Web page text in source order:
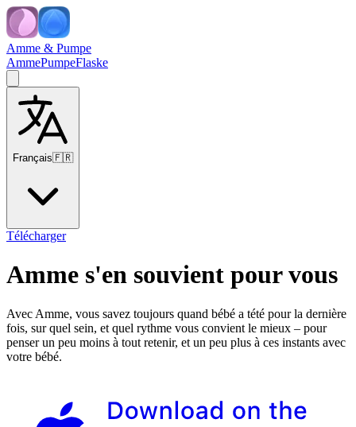
Amme & Pumpe
AmmePumpeFlaske
Français🇫🇷
Télécharger
Amme s'en souvient pour vous
Avec Amme, vous savez toujours quand bébé a tété pour la dernière
fois, sur quel sein, et quel rythme vous convient le mieux – pour
penser un peu moins à tout retenir, et un peu plus à ces instants avec
votre bébé.